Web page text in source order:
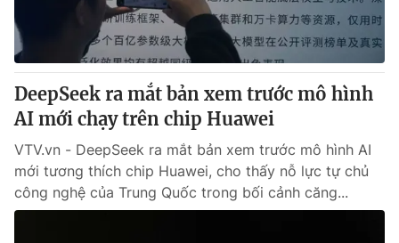
Sản phẩm
Thị trường
Tư vấn
Lịch phát sóng
Chuyên mục khác
Emagazine Podcast
Photo Infographic
DeepSeek ra mắt bản xem trước mô hình
AI mới chạy trên chip Huawei
VTV.vn - DeepSeek ra mắt bản xem trước mô hình AI
mới tương thích chip Huawei, cho thấy nỗ lực tự chủ
công nghệ của Trung Quốc trong bối cảnh căng...